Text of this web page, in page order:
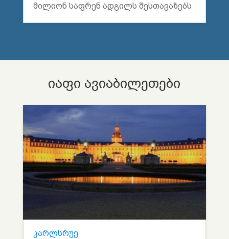
მილიონ საფრენ ადგილს შესთავაზებს
იაფი ავიაბილეთები
კარლსრუე